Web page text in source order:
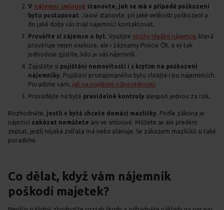
V nájemní smlouvě stanovte, jak se má v případě poškození
bytu postupovat. Jasně stanovte, při jaké velikosti poškození a
do jaké doby vás mají nájemníci kontaktovat.
Prověřte si zájemce o byt. Využijte služby Ideální nájemce, která
prověřuje nejen exekuce, ale i záznamy Policie ČR, a vy tak
jednoduše zjistíte, kdo je váš nájemník.
Zajistěte si pojištění nemovitosti i s krytím na poškození
nájemníky. Pojištění pronajímaného bytu chtějte i po nájemnících.
Poradíme vám, jak na pojištění odpovědnosti.
Provádějte na bytě pravidelné kontroly alespoň jednou za rok.
Rozhodněte, jestli v bytě chcete domácí mazlíčky. Podle zákona je
nájemci zakázat nemůžete ani ve smlouvě. Můžete se ale předem
zeptat, jestli nějaká zvířata má nebo plánuje. Se zákazem mazlíčků si také
poradíme.
Co dělat, když vám nájemník
poškodí majetek?